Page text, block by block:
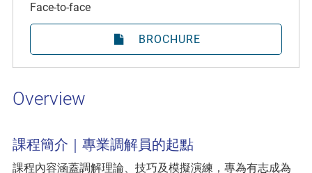
Overview
課程簡介｜專業調解員的起點
課程內容涵蓋調解理論、技巧及模擬演練，專為有志成為
Face-to-face
BROCHURE